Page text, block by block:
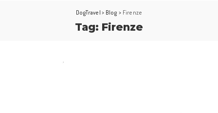
DogTravel > Blog > Firenze
Tag: Firenze